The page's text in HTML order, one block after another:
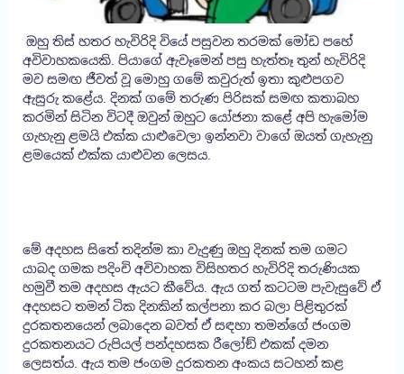
ඔහු තිස් හතර හැවිරිදි වියේ පසුවන තරමක් මෝඩ පහේ
අවිවාහකයෙකි. පියාගේ ඇවෑමෙන් පසු හැත්තෑ තුන් හැවිරිදි
මව සමඟ ජීවත් වූ මොහු ගමේ කවුරුත් ඉතා කුළුපගව
ඇසුරු කළේය. දිනක් ගමේ තරුණ පිරිසක් සමඟ කතාබහ
කරමින් සිටින විටදී ඔවුන් ඔහුට යෝජනා කළේ අපි හැමෝම
ගැහැනු ළමයි එක්ක යාළුවෙලා ඉන්නවා වාගේ ඔයත් ගැහැනු
ළමයෙක් එක්ක යාළුවන ලෙසය.
මේ අදහස සිතේ තදින්ම කා වැදුණු ඔහු දිනක් තම ගමට
යාබද ගමක පදිංචි අවිවාහක විසිහතර හැවිරිදි තරුණියක
හමුවී තම අදහස ඇයට කීවේය. ඇය ගත් කටටම පැවැසුවේ ඒ
අදහසට තමන් ටික දිනකින් කල්පනා කර බලා පිළිතුරක්
දුරකතනයෙන් ලබාදෙන බවත් ඒ සඳහා තමන්ගේ ජංගම
දුරකතනයට රුපියල් පන්දහසක රීලෝඞ් එකක් දමන
ලෙසත්ය. ඇය තම ජංගම දුරකතන අංකය සටහන් කළ